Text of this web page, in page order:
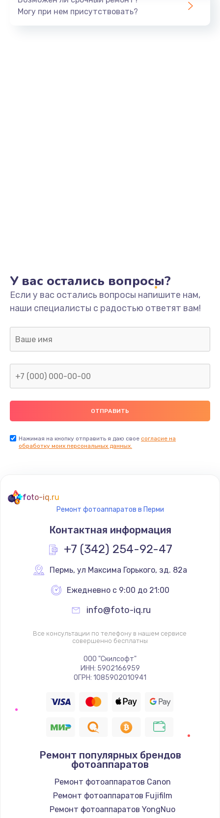
Могу при нем присутствовать?
У вас остались вопросы?
Если у вас остались вопросы напишите нам,
наши специалисты с радостью ответят вам!
Нажимая на кнопку отправить я даю свое согласие на
обработку моих персональных данных.
foto-iq.ru
Ремонт фотоаппаратов в Перми
Контактная информация
+7 (342) 254-92-47
Пермь, ул Максима Горького, зд. 82а
Ежедневно с 9:00 до 21:00
info@foto-iq.ru
Все консультации по телефону в нашем сервисе
совершенно бесплатны
ООО "Скилсофт"
ИНН: 5902166959
ОГРН: 1085902010941
Ремонт популярных брендов
фотоаппаратов
Ремонт фотоаппаратов Canon
Ремонт фотоаппаратов Fujifilm
Ремонт фотоаппаратов YongNuo